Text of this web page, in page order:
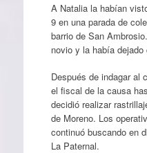
A Natalia la habían
9 en una parada de
barrio de San
novio y la había dejado
Después de indagar al
el fiscal de la causa
decidió realizar
de Moreno. Los
continuó buscando en
La Paternal.